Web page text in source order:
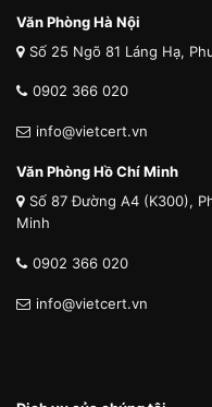
Văn Phòng Hà Nội
Số 25 Ngõ 81 Láng Hạ,
0902 366 020
info@vietcert.vn
Văn Phòng Hồ Chí Minh
Số 87 Đường A4 (K300),
Minh
0902 366 020
info@vietcert.vn